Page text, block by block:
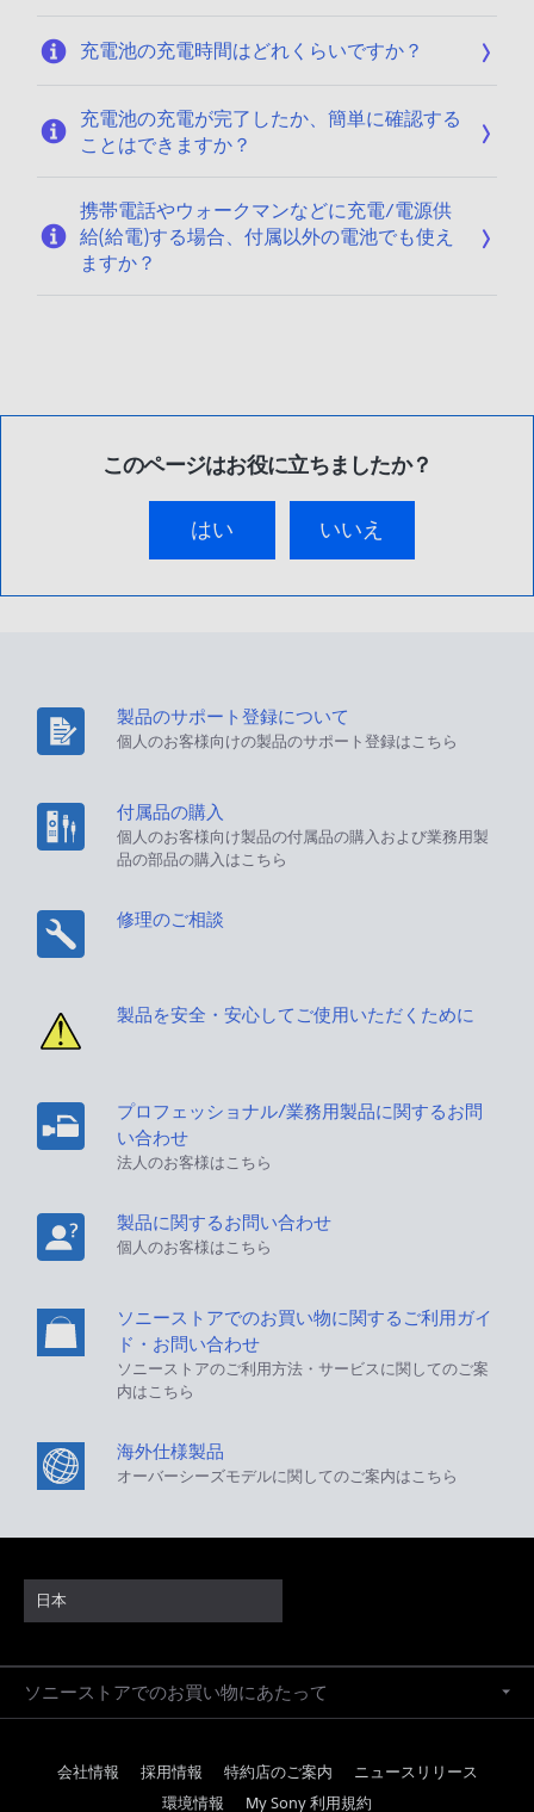
充電池の充電時間はどれくらいですか？
充電池の充電が完了したか、簡単に確認する
ことはできますか？
携帯電話やウォークマンなどに充電/電源供
給(給電)する場合、付属以外の電池でも使え
ますか？
このページはお役に立ちましたか？
はい いいえ
製品のサポート登録について
個人のお客様向けの製品のサポート登録はこちら
付属品の購入
個人のお客様向け製品の付属品の購入および業務用製
品の部品の購入はこちら
修理のご相談
製品を安全・安心してご使用いただくために
プロフェッショナル/業務用製品に関するお問
い合わせ
法人のお客様はこちら
製品に関するお問い合わせ
個人のお客様はこちら
ソニーストアでのお買い物に関するご利用ガイ
ド・お問い合わせ
ソニーストアのご利用方法・サービスに関してのご案
内はこちら
海外仕様製品
オーバーシーズモデルに関してのご案内はこちら
日本
ソニーストアでのお買い物にあたって
会社情報 採用情報 特約店のご案内
ニュースリリース
環境情報
My Sony 利用規約